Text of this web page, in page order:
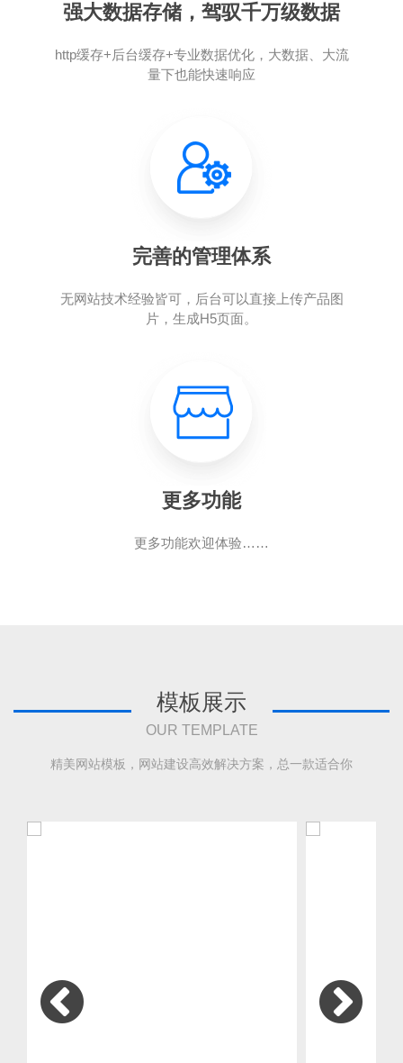
强大数据存储，驾驭千万级数据
http缓存+后台缓存+专业数据优化，大数据、大流
量下也能快速响应
完善的管理体系
无网站技术经验皆可，后台可以直接上传产品图
片，生成H5页面。
更多功能
更多功能欢迎体验……
模板展示
OUR TEMPLATE
精美网站模板，网站建设高效解决方案，总一款适合你